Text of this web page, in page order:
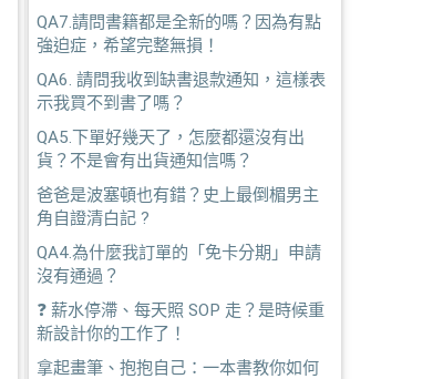
QA7.請問書籍都是全新的嗎？因為有點
強迫症，希望完整無損！
QA6. 請問我收到缺書退款通知，這樣表
示我買不到書了嗎？
QA5.下單好幾天了，怎麼都還沒有出
貨？不是會有出貨通知信嗎？
爸爸是波塞頓也有錯？史上最倒楣男主
角自證清白記 ?
QA4.為什麼我訂單的「免卡分期」申請
沒有通過？
❓ 薪水停滯、每天照 SOP 走？是時候重
新設計你的工作了！
拿起畫筆、抱抱自己：一本書教你如何